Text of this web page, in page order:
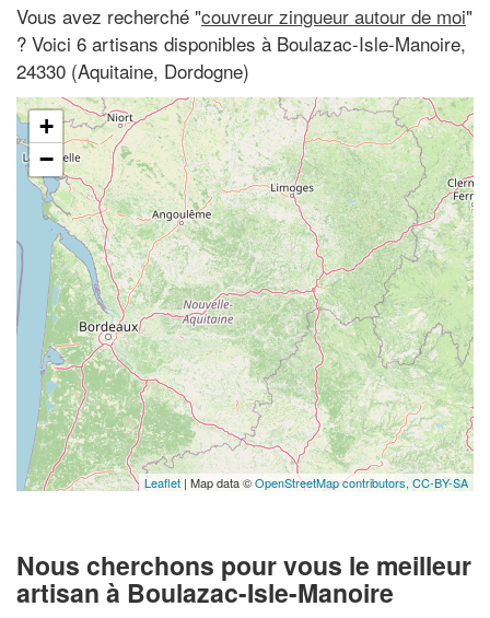
Vous avez recherché "couvreur zingueur autour de moi"
? Voici 6 artisans disponibles à Boulazac-Isle-Manoire,
24330 (Aquitaine, Dordogne)
+
−
Leaflet | Map data ©OpenStreetMap contributors, CC-BY-SA
Nous cherchons pour vous le meilleur
artisan à Boulazac-Isle-Manoire